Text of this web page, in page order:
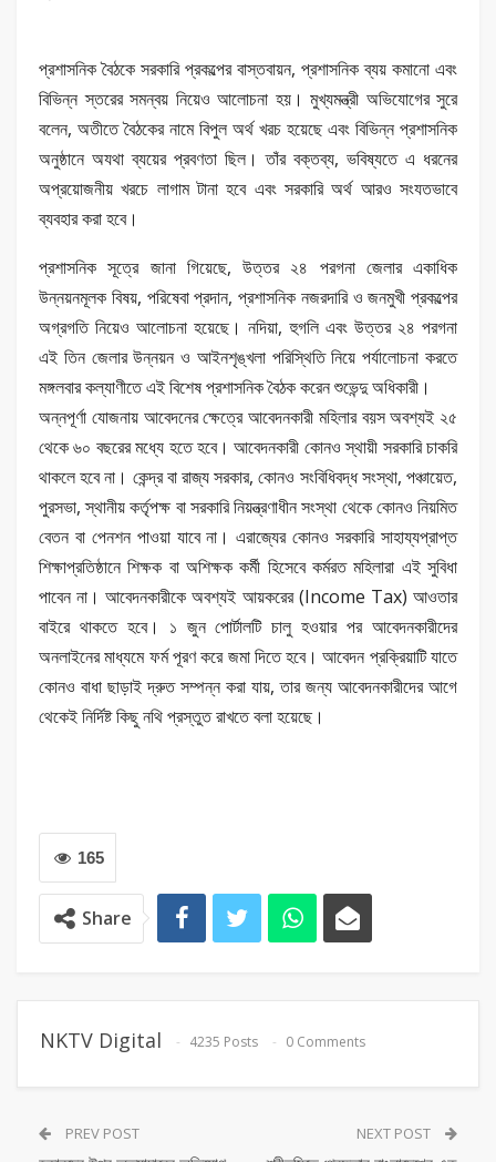
প্রশাসনিক বৈঠকে সরকারি প্রকল্পের বাস্তবায়ন, প্রশাসনিক ব্যয় কমানো এবং
বিভিন্ন স্তরের সমন্বয় নিয়েও আলোচনা হয়। মুখ্যমন্ত্রী অভিযোগের সুরে
বলেন, অতীতে বৈঠকের নামে বিপুল অর্থ খরচ হয়েছে এবং বিভিন্ন প্রশাসনিক
অনুষ্ঠানে অযথা ব্যয়ের প্রবণতা ছিল। তাঁর বক্তব্য, ভবিষ্যতে এ ধরনের
অপ্রয়োজনীয় খরচে লাগাম টানা হবে এবং সরকারি অর্থ আরও সংযতভাবে
ব্যবহার করা হবে।
প্রশাসনিক সূত্রে জানা গিয়েছে, উত্তর ২৪ পরগনা জেলার একাধিক
উন্নয়নমূলক বিষয়, পরিষেবা প্রদান, প্রশাসনিক নজরদারি ও জনমুখী প্রকল্পের
অগ্রগতি নিয়েও আলোচনা হয়েছে। নদিয়া, হুগলি এবং উত্তর ২৪ পরগনা
এই তিন জেলার উন্নয়ন ও আইনশৃঙ্খলা পরিস্থিতি নিয়ে পর্যালোচনা করতে
মঙ্গলবার কল্যাণীতে এই বিশেষ প্রশাসনিক বৈঠক করেন শুভেন্দু অধিকারী।
অন্নপূর্ণা যোজনায় আবেদনের ক্ষেত্রে আবেদনকারী মহিলার বয়স অবশ্যই ২৫
থেকে ৬০ বছরের মধ্যে হতে হবে। আবেদনকারী কোনও স্থায়ী সরকারি চাকরি
থাকলে হবে না। কেন্দ্র বা রাজ্য সরকার, কোনও সংবিধিবদ্ধ সংস্থা, পঞ্চায়েত,
পুরসভা, স্থানীয় কর্তৃপক্ষ বা সরকারি নিয়ন্ত্রণাধীন সংস্থা থেকে কোনও নিয়মিত
বেতন বা পেনশন পাওয়া যাবে না। এরাজ্যের কোনও সরকারি সাহায্যপ্রাপ্ত
শিক্ষাপ্রতিষ্ঠানে শিক্ষক বা অশিক্ষক কর্মী হিসেবে কর্মরত মহিলারা এই সুবিধা
পাবেন না। আবেদনকারীকে অবশ্যই আয়করের (Income Tax) আওতার
বাইরে থাকতে হবে। ১ জুন পোর্টালটি চালু হওয়ার পর আবেদনকারীদের
অনলাইনের মাধ্যমে ফর্ম পূরণ করে জমা দিতে হবে। আবেদন প্রক্রিয়াটি যাতে
কোনও বাধা ছাড়াই দ্রুত সম্পন্ন করা যায়, তার জন্য আবেদনকারীদের আগে
থেকেই নির্দিষ্ট কিছু নথি প্রস্তুত রাখতে বলা হয়েছে।
165
Share
NKTV Digital 4235 Posts 0 Comments
PREV POST NEXT POST